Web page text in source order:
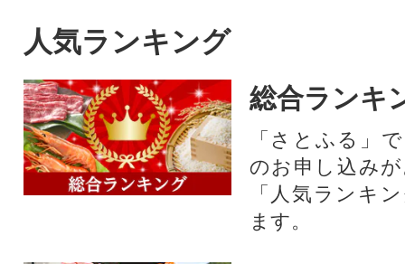
人気ランキング
総合ランキ
「さとふる」
のお申し込み
「人気ランキ
ます。